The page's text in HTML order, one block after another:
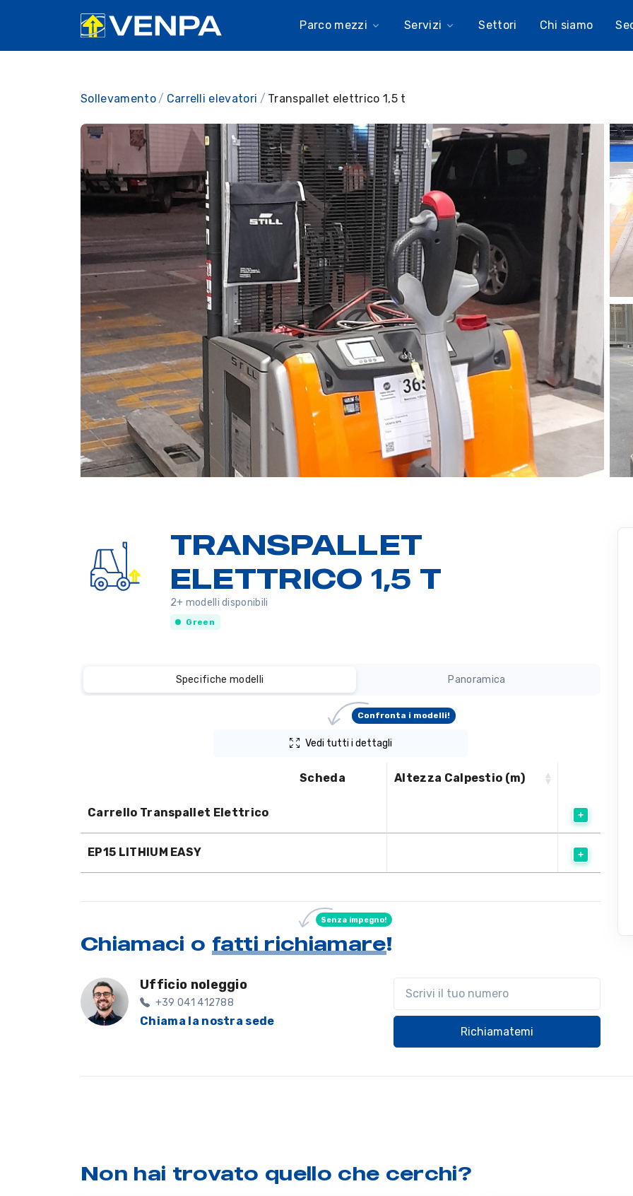
Parco mezzi Servizi Settori Chi siamo
Sollevamento Carrelli elevatori Transpallet elettrico 1,5 t
TRANSPALLET
ELETTRICO 1,5 T
2+ modelli disponibili
Green
Specifiche modelli Panoramica
Vedi tutti i dettagli
Confronta i modelli!
Scheda Altezza Calpestio (m)
Carrello Transpallet Elettrico
EP15 LITHIUM EASY
Chiamaci o fatti richiamare!
Senza impegno!
Ufficio noleggio
+39 041 412788
Chiama la nostra sede
Richiamatemi
Non hai trovato quello che cerchi?